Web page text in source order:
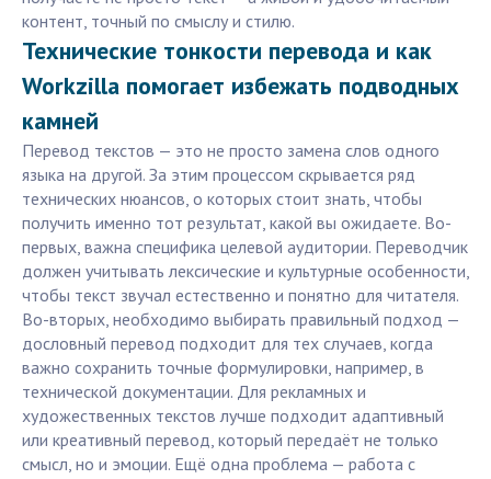
контент, точный по смыслу и стилю.
Технические тонкости перевода и как
Workzilla помогает избежать подводных
камней
Перевод текстов — это не просто замена слов одного
языка на другой. За этим процессом скрывается ряд
технических нюансов, о которых стоит знать, чтобы
получить именно тот результат, какой вы ожидаете. Во-
первых, важна специфика целевой аудитории. Переводчик
должен учитывать лексические и культурные особенности,
чтобы текст звучал естественно и понятно для читателя.
Во-вторых, необходимо выбирать правильный подход —
дословный перевод подходит для тех случаев, когда
важно сохранить точные формулировки, например, в
технической документации. Для рекламных и
художественных текстов лучше подходит адаптивный
или креативный перевод, который передаёт не только
смысл, но и эмоции. Ещё одна проблема — работа с